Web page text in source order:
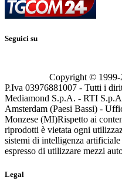
Seguici su
Copyright © 1999-
P.Iva 03976881007 - Tutti i
Mediamond S.p.A. - RTI
Amsterdam (Paesi Bassi) -
Monzese (MI)Rispetto ai
riprodotti è vietata ogni
sistemi di intelligenza
espresso di utilizzare mezzi
Legal